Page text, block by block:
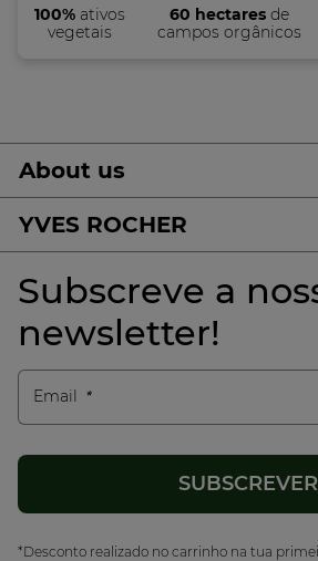
100%ativos
vegetais
60 hectares de
campos orgânicos
About us
YVES ROCHER
Subscreve a
newsletter!
Email
*Desconto realizado no carrinho na tua